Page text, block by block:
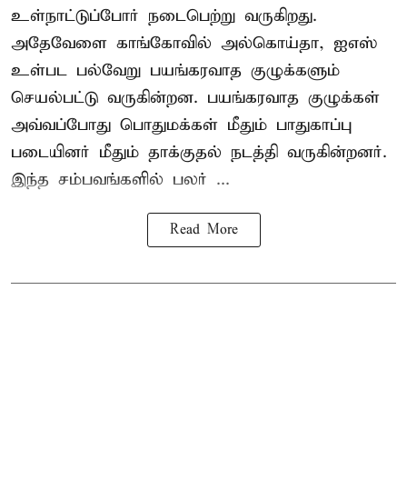
உள்நாட்டுப்போர் நடைபெற்று வருகிறது.
அதேவேளை காங்கோவில் அல்கொய்தா, ஐஎஸ்
உள்பட பல்வேறு பயங்கரவாத குழுக்களும்
செயல்பட்டு வருகின்றன. பயங்கரவாத குழுக்கள்
அவ்வப்போது பொதுமக்கள் மீதும் பாதுகாப்பு
படையினர் மீதும் தாக்குதல் நடத்தி வருகின்றனர்.
இந்த சம்பவங்களில் பலர் ...
Read More